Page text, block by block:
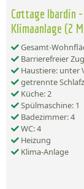
Cottage Ibardin
Klimaanlage (2
Gesamt-
Barrierefreier
Haustiere: unter
getrennte
Küche: 2
Spülmaschine: 1
Badezimmer: 4
WC: 4
Heizung
Klima-Anlage